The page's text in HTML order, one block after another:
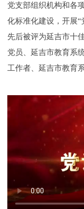
党支部组织机构和各
化标准化建设，开展“
先后被评为延吉市十
党员、延吉市教育系
工作者、延吉市教育